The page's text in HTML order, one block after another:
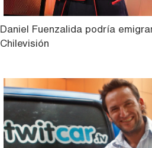
Daniel Fuenzalida podría
Chilevisión